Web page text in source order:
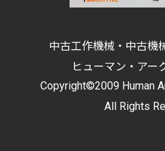
中古工作機械・中古機
ヒューマン・アー
Copyright©2009 Human
All Rights